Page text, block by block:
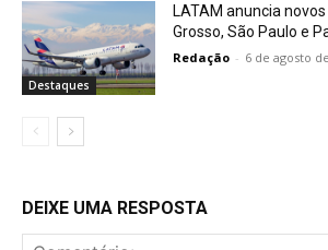
Destaques
LATAM anuncia
Grosso, São Paulo e
Redação - 6 de agosto
DEIXE UMA RESPOSTA